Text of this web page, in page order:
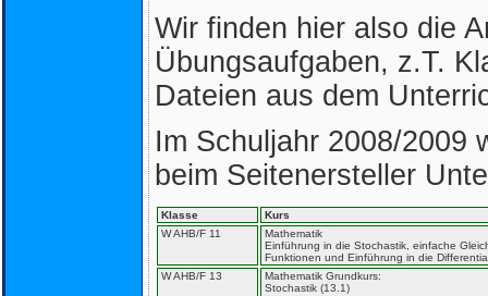
Wir finden hier also die
Übungsaufgaben, z.T.
Dateien aus dem
Im Schuljahr 2008/2009
beim Seitenersteller
Klasse
Kurs
W AHB/F 11
Mathematik
Einführung in die Stochastik, einfache
Funktionen und Einführung in die
W AHB/F 13
Mathematik Grundkurs:
Stochastik (13.1)